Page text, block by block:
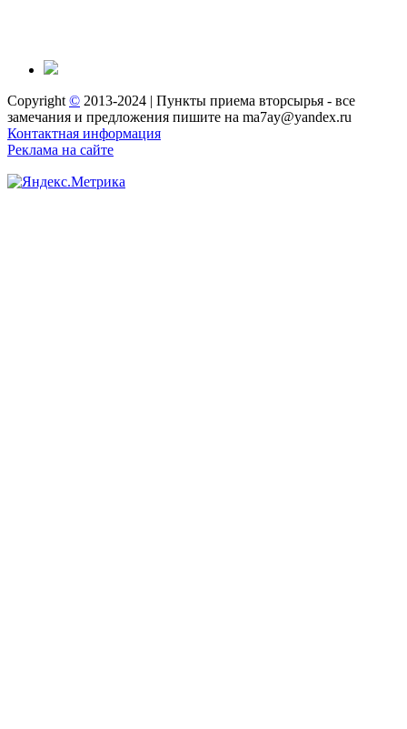
Copyright © 2013-2024 | Пункты приема вторсырья - все
замечания и предложения пишите на ma7ay@yandex.ru
Контактная информация
Реклама на сайте